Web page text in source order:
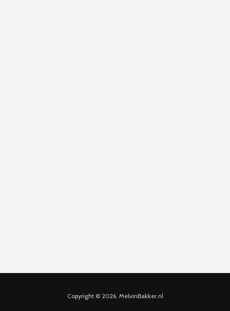
Copyright © 2026. MelvinBakker.nl